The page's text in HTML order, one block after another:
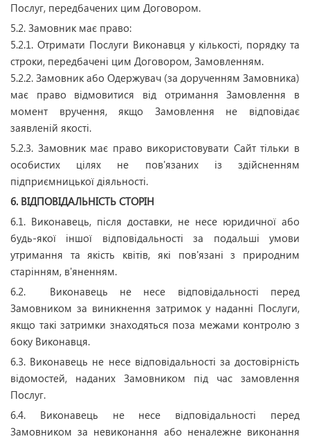
Послуг, передбачених цим Договором.
5.2. Замовник має право:
5.2.1. Отримати Послуги Виконавця у кількості, порядку та
строки, передбачені цим Договором, Замовленням.
5.2.2. Замовник або Одержувач (за дорученням Замовника)
має право відмовитися від отримання Замовлення в
момент вручення, якщо Замовлення не відповідає
заявленій якості.
5.2.3. Замовник має право використовувати Сайт тільки в
особистих цілях не пов'язаних із здійсненням
підприємницької діяльності.
6. ВІДПОВІДАЛЬНІСТЬ СТОРІН
6.1. Виконавець, після доставки, не несе юридичної або
будь-якої іншої відповідальності за подальші умови
утримання та якість квітів, які пов'язані з природним
старінням, в'яненням.
6.2. Виконавець не несе відповідальності перед
Замовником за виникнення затримок у наданні Послуги,
якщо такі затримки знаходяться поза межами контролю з
боку Виконавця.
6.3. Виконавець не несе відповідальності за достовірність
відомостей, наданих Замовником під час замовлення
Послуг.
6.4. Виконавець не несе відповідальності перед
Замовником за невиконання або неналежне виконання